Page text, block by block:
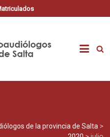
de la provincia de Salta>